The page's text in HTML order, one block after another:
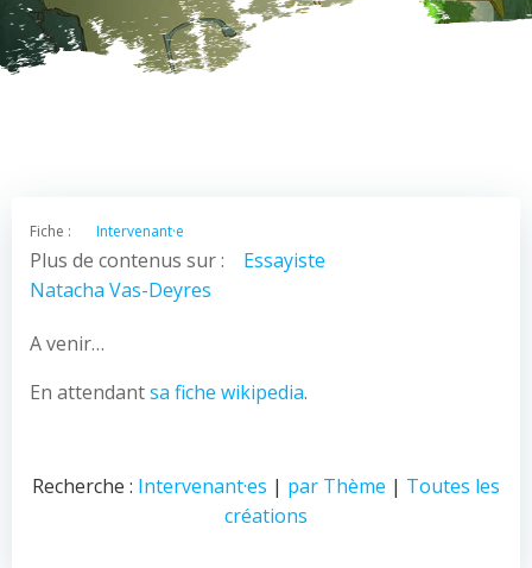
Fiche : Intervenant·e
Plus de contenus sur :
Essayiste
Natacha Vas-Deyres
A venir…
En attendantsa fiche wikipedia.
Recherche : Intervenant·es | par Thème | Toutes les
créations